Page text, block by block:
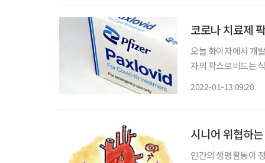
코로나 치료제
오늘 화이자에서 개
자의 팍스로비드는
2022-01-13 09:20
시니어 위협하
인간의 생명활동이